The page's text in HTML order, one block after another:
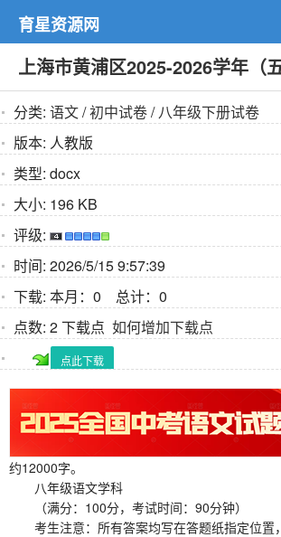
育星资源网
上海市黄浦区2025-2026学年（
分类: 语文/初中试卷/八年级下册试卷
版本: 人教版
类型: docx
大小: 196 KB
评级:
时间: 2026/5/15 9:57:39
下载: 本月：0 总计：0
点数: 2 下载点 如何增加下载点
点此下载
约12000字。
八年级语文学科
（满分：100分，考试时间：90分钟）
考生注意：所有答案均写在答题纸指定位置